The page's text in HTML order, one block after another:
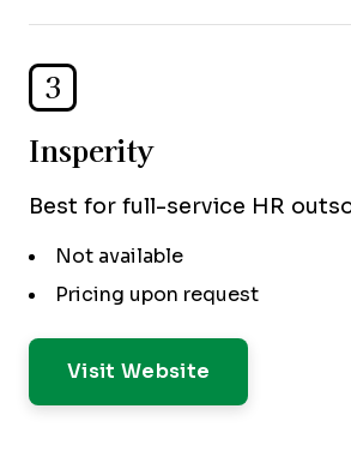
3
Insperity
Best for full-service HR
Not available
Pricing upon request
Visit Website